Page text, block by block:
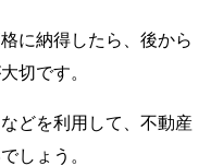
に納得したら、後から
切です。
どを利用して、不動産
しょう。